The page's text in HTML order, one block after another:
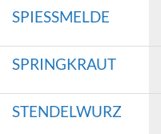
SPIESSMELDE
SPRINGKRAUT
STENDELWURZ